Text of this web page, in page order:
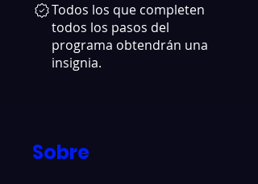
Todos los que completen
todos los pasos del
programa obtendrán una
insignia.
Sobre